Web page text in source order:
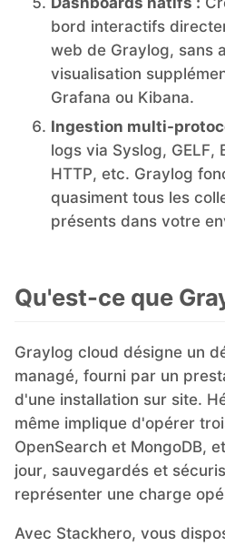
bord interactifs
web de Graylog, sans
visualisation
Grafana ou Kibana.
Ingestion multi-
logs via Syslog, GELF,
HTTP, etc. Graylog
quasiment tous les
présents dans votre
Qu'est-ce que
Graylog cloud désigne un
managé, fourni par un
d'une installation sur site.
même implique d'opérer
OpenSearch et MongoDB,
jour, sauvegardés et
représenter une charge
Avec Stackhero, vous